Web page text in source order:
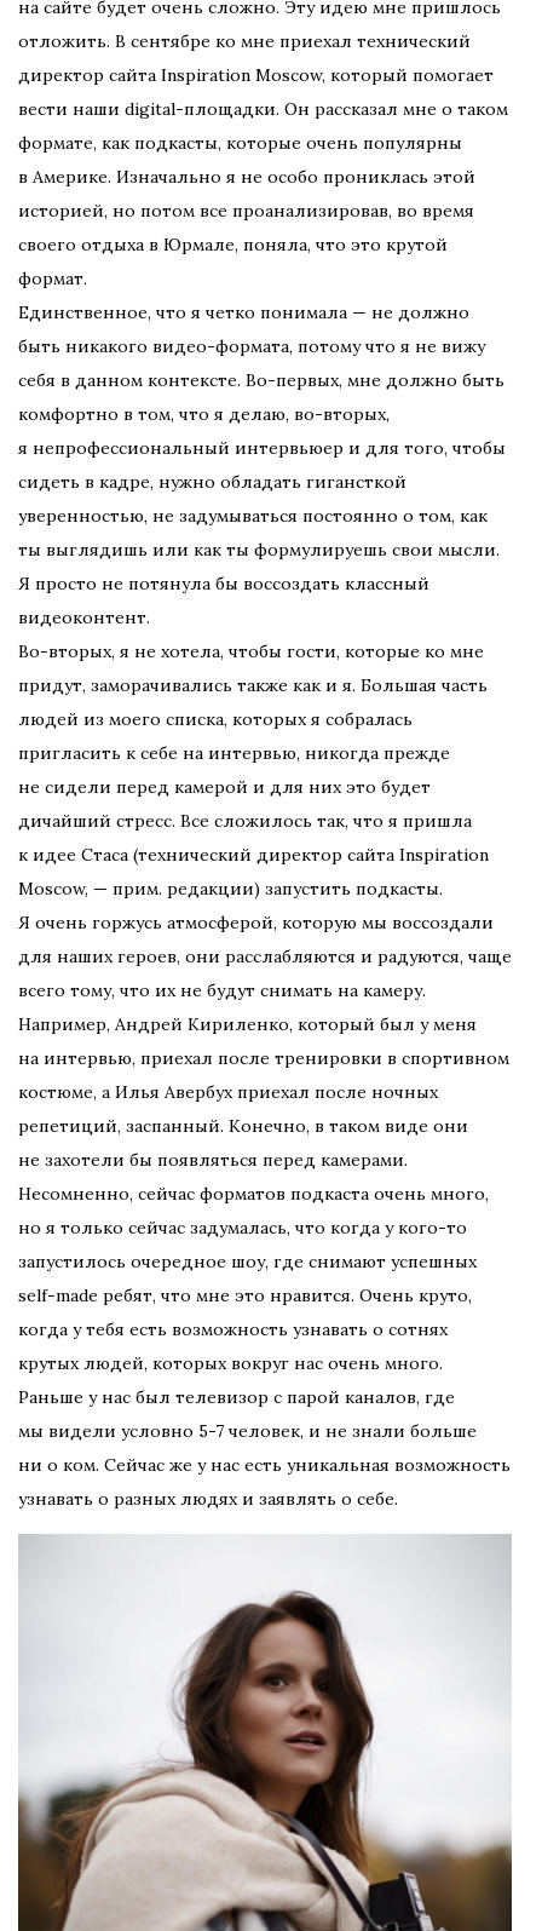
на сайте будет очень сложно. Эту идею мне пришлось
отложить. В сентябре ко мне приехал технический
директор сайта Inspiration Moscow, который помогает
вести наши digital-площадки. Он рассказал мне о таком
формате, как подкасты, которые очень популярны
в Америке. Изначально я не особо прониклась этой
историей, но потом все проанализировав, во время
своего отдыха в Юрмале, поняла, что это крутой
формат.
Единственное, что я четко понимала — не должно
быть никакого видео-формата, потому что я не вижу
себя в данном контексте. Во-первых, мне должно быть
комфортно в том, что я делаю, во-вторых,
я непрофессиональный интервьюер и для того, чтобы
сидеть в кадре, нужно обладать гигансткой
уверенностью, не задумываться постоянно о том, как
ты выглядишь или как ты формулируешь свои мысли.
Я просто не потянула бы воссоздать классный
видеоконтент.
Во-вторых, я не хотела, чтобы гости, которые ко мне
придут, заморачивались также как и я. Большая часть
людей из моего списка, которых я собралась
пригласить к себе на интервью, никогда прежде
не сидели перед камерой и для них это будет
дичайший стресс. Все сложилось так, что я пришла
к идее Стаса (технический директор сайта Inspiration
Moscow, — прим. редакции) запустить подкасты.
Я очень горжусь атмосферой, которую мы воссоздали
для наших героев, они расслабляются и радуются, чаще
всего тому, что их не будут снимать на камеру.
Например, Андрей Кириленко, который был у меня
на интервью, приехал после тренировки в спортивном
костюме, а Илья Авербух приехал после ночных
репетиций, заспанный. Конечно, в таком виде они
не захотели бы появляться перед камерами.
Несомненно, сейчас форматов подкаста очень много,
но я только сейчас задумалась, что когда у кого-то
запустилось очередное шоу, где снимают успешных
self-made ребят, что мне это нравится. Очень круто,
когда у тебя есть возможность узнавать о сотнях
крутых людей, которых вокруг нас очень много.
Раньше у нас был телевизор с парой каналов, где
мы видели условно 5-7 человек, и не знали больше
ни о ком. Сейчас же у нас есть уникальная возможность
узнавать о разных людях и заявлять о себе.